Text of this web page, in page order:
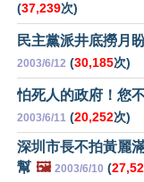
(37,239次)
民主黨派井底撈月
2003/6/12 (30,185次)
怕死人的政府！您
2003/6/11 (20,252次)
深圳市長不拍黃麗
幫 🖼️ 2003/6/10 (